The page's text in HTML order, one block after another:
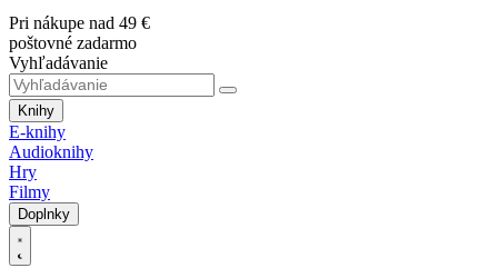
Pri nákupe nad 49 €
poštovné zadarmo
Vyhľadávanie
Knihy
E-knihy
Audioknihy
Hry
Filmy
Doplnky